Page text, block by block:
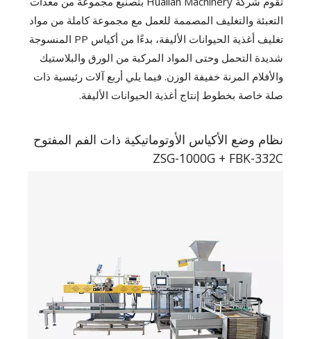
التعبئة والتغليف المصممة للعمل مع مجموعة كاملة من مواد
تغليف أغذية الحيوانات الأليفة، بدءًا من أكياس PP المنسوجة
شديدة التحمل وحتى المواد المركبة من الورق والبلاستيك
والأفلام المرنة خفيفة الوزن. فيما يلي أربع آلات رئيسية ذات
صلة خاصة بخطوط إنتاج أغذية الحيوانات الأليفة.
نظام وضع الأكياس الأوتوماتيكية ذات الفم المفتوح
ZSG-1000G + FBK-332C